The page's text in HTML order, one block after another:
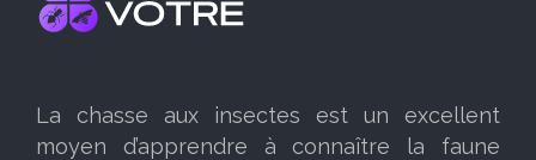
La chasse aux insectes est un excellent
moyen d’apprendre à connaître la faune